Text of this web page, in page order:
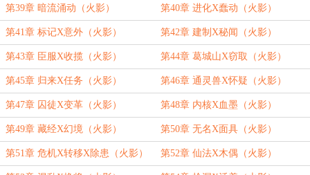
第39章 暗流涌动（火影） 第40章 进化X蠢动（火影）
第41章 标记X意外（火影） 第42章 建制X秘闻（火影）
第43章 臣服X收揽（火影） 第44章 葛城山X窃取（火影）
第45章 归来X任务（火影） 第46章 通灵兽X怀疑（火影）
第47章 囚徒X变革（火影） 第48章 内核X血墨（火影）
第49章 藏经X幻境（火影） 第50章 无名X面具（火影）
第51章 危机X转移X除患（火影） 第52章 仙法X木偶（火影）